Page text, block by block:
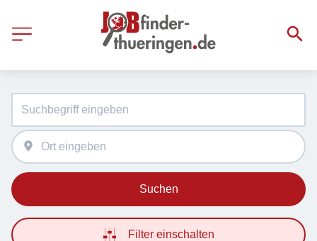
Suchen
Filter einschalten